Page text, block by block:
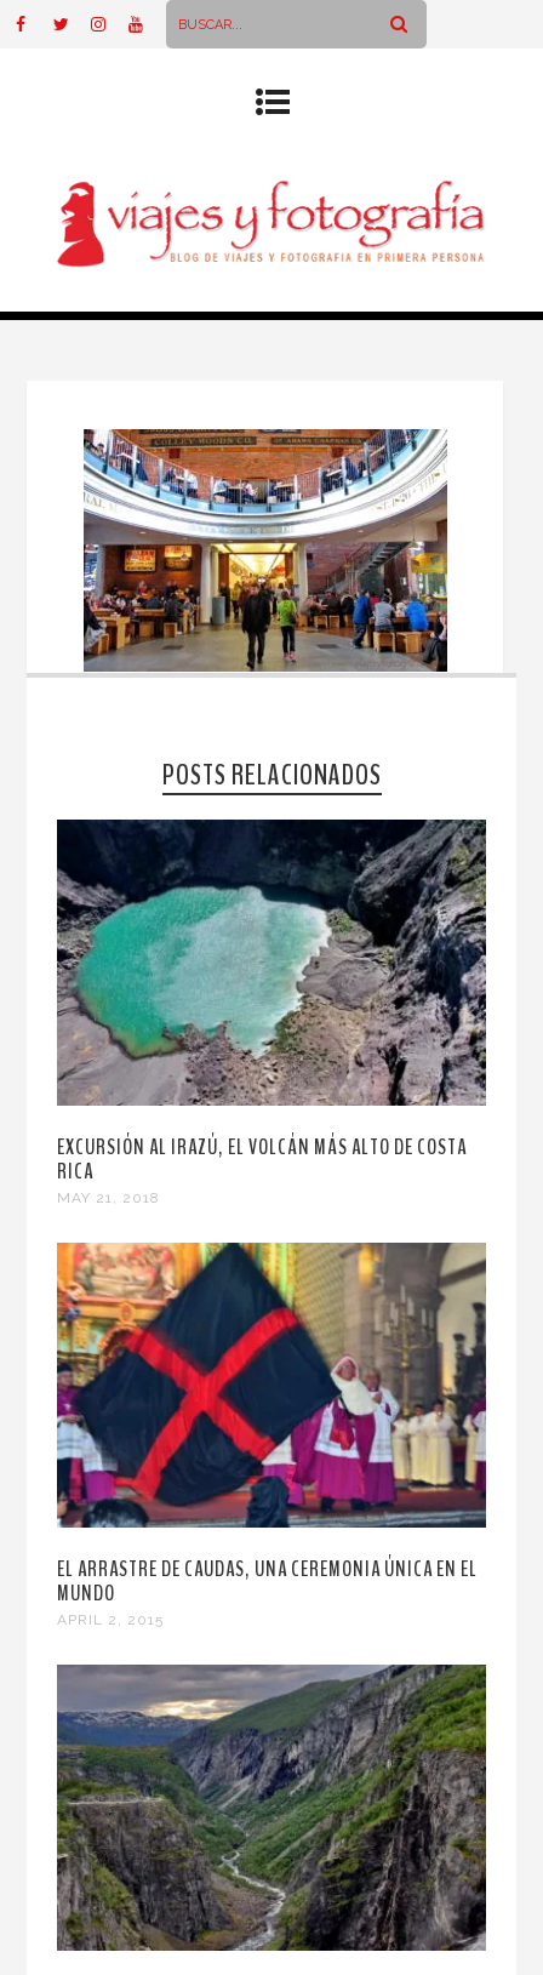
POSTS RELACIONADOS
EXCURSIÓN AL IRAZÚ, EL VOLCÁN MÁS ALTO DE COSTA
RICA
MAY 21, 2018
EL ARRASTRE DE CAUDAS, UNA CEREMONIA ÚNICA EN EL
MUNDO
APRIL 2, 2015